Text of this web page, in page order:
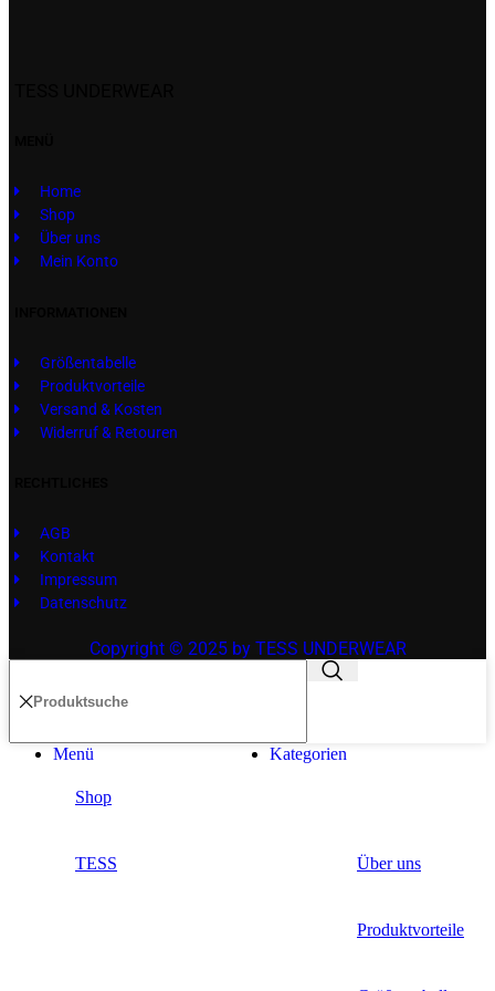
Home
Shop
Über uns
Mein Konto
Größentabelle
Produktvorteile
Versand & Kosten
Widerruf & Retouren
AGB
Kontakt
Impressum
Datenschutz
Copyright © 2025 by TESS UNDERWEAR
Menü Kategorien
Shop
TESS Über uns
Produktvorteile